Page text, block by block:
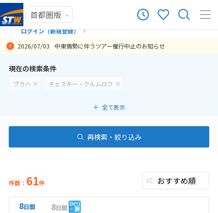
ログイン（新規登録）
まだ登録がありません
2026/07/03 中東情勢に伴うツアー催行中止のお知らせ
現在の検索条件
プラハ チェスキー・クルムロフ
全て表示
再検索・絞り込み
件数： 61件
8日間 8日間